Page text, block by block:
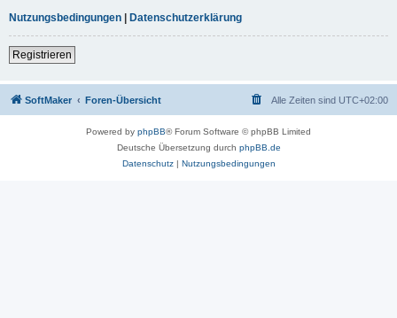
Nutzungsbedingungen | Datenschutzerklärung
Registrieren
SoftMaker Foren-Übersicht Alle Zeiten sind UTC+02:00
Powered by phpBB® Forum Software © phpBB Limited
Deutsche Übersetzung durch phpBB.de
Datenschutz| Nutzungsbedingungen